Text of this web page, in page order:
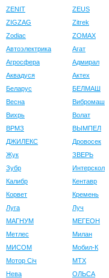
ZENIT
ZEUS
ZIGZAG
Zitrek
Zodiac
ZOMAX
Автоэлектрика
Агат
Агросфера
Адмирал
Аквадуся
Актех
Беларус
БЕЛМАШ
Весна
Вибромаш
Вихрь
Волат
ВРМЗ
ВЫМПЕЛ
ДЖИЛЕКС
Дровосек
Жук
ЗВЕРЬ
Зубр
Интерскол
Калибр
Кентавр
Корвет
Кремень
Луга
Луч
МАГНУМ
МЕГЕОН
Метлес
Милан
МИСОМ
Мобил-К
Мотор Сiч
МТХ
Нева
ОЛЬСА